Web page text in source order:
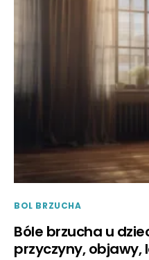
BOL BRZUCHA
Bóle brzucha u
przyczyny, objawy,